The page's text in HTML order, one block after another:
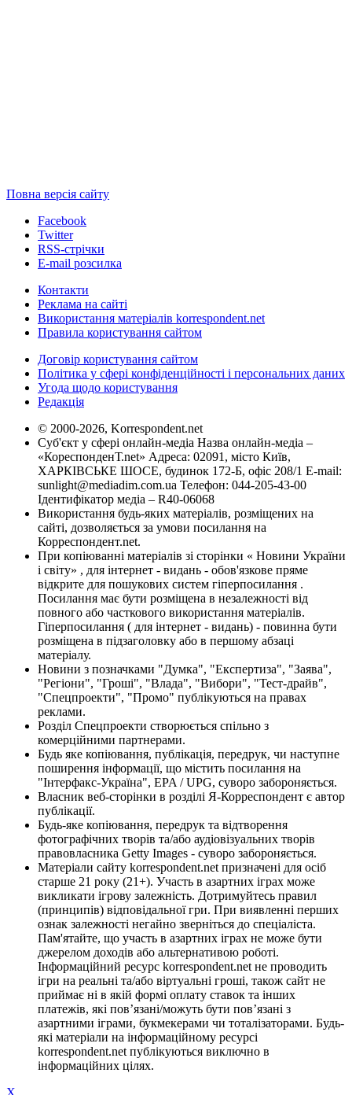
Повна версія сайту
Facebook
Twitter
RSS-стрічки
E-mail розсилка
Контакти
Реклама на сайті
Використання матеріалів korrespondent.net
Правила користування сайтом
Договір користування сайтом
Політика у сфері конфіденційності і персональних даних
Угода щодо користування
Редакція
© 2000-2026, Korrespondent.net
Суб'єкт у сфері онлайн-медіа Назва онлайн-медіа –
«КореспонденТ.net» Адреса: 02091, місто Київ,
ХАРКІВСЬКЕ ШОСЕ, будинок 172-Б, офіс 208/1 E-mail:
sunlight@mediadim.com.ua Телефон: 044-205-43-00
Ідентифікатор медіа – R40-06068
Використання будь-яких матеріалів, розміщених на
сайті, дозволяється за умови посилання на
Корреспондент.net.
При копіюванні матеріалів зі сторінки « Новини України
і світу» , для інтернет - видань - обов'язкове пряме
відкрите для пошукових систем гіперпосилання .
Посилання має бути розміщена в незалежності від
повного або часткового використання матеріалів.
Гіперпосилання ( для інтернет - видань) - повинна бути
розміщена в підзаголовку або в першому абзаці
матеріалу.
Новини з позначками "Думка", "Експертиза", "Заява",
"Регіони", "Гроші", "Влада", "Вибори", "Тест-драйв",
"Спецпроекти", "Промо" публікуються на правах
реклами.
Розділ Спецпроекти створюється спільно з
комерційними партнерами.
Будь яке копіювання, публікація, передрук, чи наступне
поширення інформації, що містить посилання на
"Інтерфакс-Україна", EPA / UPG, суворо забороняється.
Власник веб-сторінки в розділі Я-Корреспондент є автор
публікації.
Будь-яке копіювання, передрук та відтворення
фотографічних творів та/або аудіовізуальних творів
правовласника Getty Images - суворо забороняється.
Матеріали сайту korrespondent.net призначені для осіб
старше 21 року (21+). Участь в азартних іграх може
викликати ігрову залежність. Дотримуйтесь правил
(принципів) відповідальної гри. При виявленні перших
ознак залежності негайно зверніться до спеціаліста.
Пам'ятайте, що участь в азартних іграх не може бути
джерелом доходів або альтернативою роботі.
Інформаційний ресурс korrespondent.net не проводить
ігри на реальні та/або віртуальні гроші, також сайт не
приймає ні в якій формі оплату ставок та інших
платежів, які пов’язані/можуть бути пов’язані з
азартними іграми, букмекерами чи тоталізаторами. Будь-
які матеріали на інформаційному ресурсі
korrespondent.net публікуються виключно в
інформаційних цілях.